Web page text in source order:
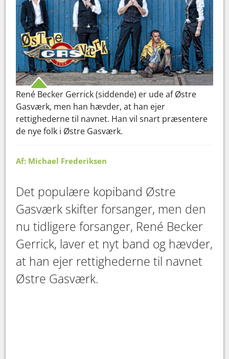
René Becker Gerrick (siddende) er ude af Østre
Gasværk, men han hævder, at han ejer
rettighederne til navnet. Han vil snart præsentere
de nye folk i Østre Gasværk.
Af: Michael Frederiksen
Det populære kopiband Østre
Gasværk skifter forsanger, men den
nu tidligere forsanger, René Becker
Gerrick, laver et nyt band og hævder,
at han ejer rettighederne til navnet
Østre Gasværk.